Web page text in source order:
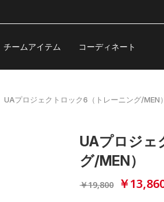
チームアイテム コーディネート
UAプロジェクトロック6（トレーニング/MEN）
UAプロジェ
グ/MEN）
￥19,800 ￥